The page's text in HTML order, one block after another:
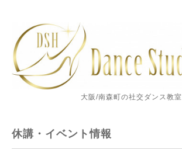
大阪/南森町の社交ダンス教室
休講・イベント情報